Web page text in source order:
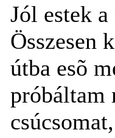
Jól estek
Összesen
útba esõ
próbáltam